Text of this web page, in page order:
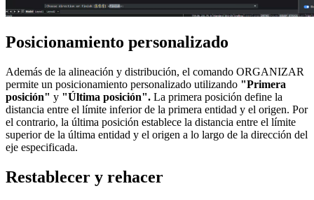
Posicionamiento personalizado
Además de la alineación y distribución, el comando ORGANIZAR
permite un posicionamiento personalizado utilizando "Primera
posición" y "Última posición". La primera posición define la
distancia entre el límite inferior de la primera entidad y el origen. Por
el contrario, la última posición establece la distancia entre el límite
superior de la última entidad y el origen a lo largo de la dirección del
eje especificada.
Restablecer y rehacer